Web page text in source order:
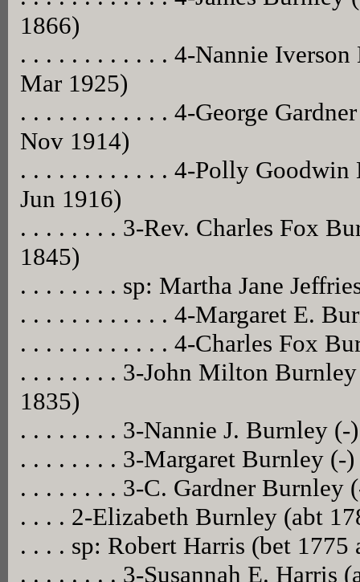
1866)
. . . . . . . . . . . . 4-Nannie
Mar 1925)
. . . . . . . . . . . . 4-George
Nov 1914)
. . . . . . . . . . . . 4-Polly Goodwin
Jun 1916)
. . . . . . . . 3-Rev. Charles Fox
1845)
. . . . . . . . sp: Martha Jane
. . . . . . . . . . . . 4-Margaret E.
. . . . . . . . . . . . 4-Charles Fox
. . . . . . . . 3-John Milton
1835)
. . . . . . . . 3-Nannie J. Burnley (-)
. . . . . . . . 3-Margaret Burnley (-)
. . . . . . . . 3-C. Gardner Burnley
. . . . 2-Elizabeth Burnley (abt
. . . . sp: Robert Harris (bet 1775
. . . . . . . . 3-Susannah E. Harris